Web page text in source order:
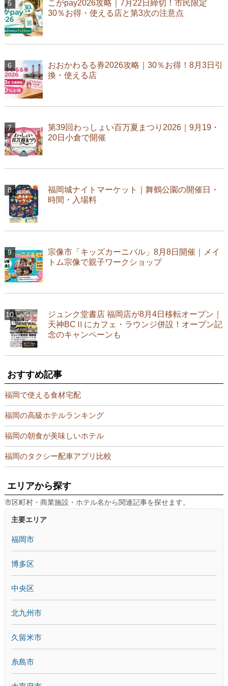
こがpay2026攻略｜7月22日締切！市民限定
30％お得・使える店と第3次の注意点
おおかわるる券2026攻略｜30％お得！8月3日引
換・使える店
第39回わっしょい百万夏まつり2026｜9月19・
20日小倉で開催
福岡城ナイトマーケット｜舞鶴公園の開催日・
時間・入場料
宗像市「キッズカーニバル」8月8日開催｜メイ
トム宗像で親子ワークショップ
ジュンク堂書店 福岡店が8月4日移転オープン｜
天神BCⅡにカフェ・ラウンジ併設！オープン記
念のキャンペーンも
おすすめ記事
福岡で使える食材宅配
福岡の高級ホテルランキング
福岡の朝食が美味しいホテル
福岡のタクシー配車アプリ比較
エリアから探す
市区町村・商業施設・ホテル名から関連記事を探せます。
主要エリア
福岡市
博多区
中央区
北九州市
久留米市
糸島市